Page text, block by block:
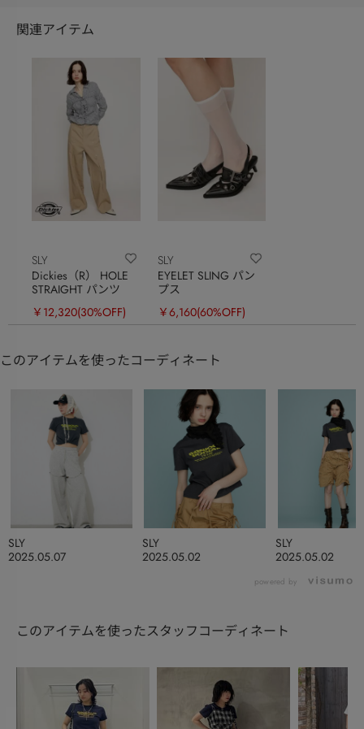
関連アイテム
SLY
Dickies（R） HOLE
STRAIGHT パンツ
￥12,320(30%OFF)
SLY
EYELET SLING パン
プス
￥6,160(60%OFF)
このアイテムを使ったコーディネート
2025.05.07
SLY
2025.05.02
SLY
2025.05.02
SLY
powered by
このアイテムを使ったスタッフコーディネート